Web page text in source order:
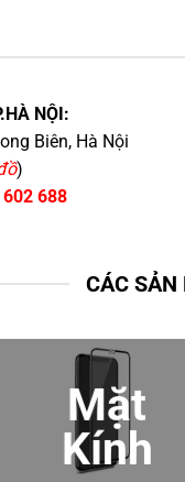
NỘI:
Biên, Hà Nội
)
688
CÁC SẢN
Mặt
Kính